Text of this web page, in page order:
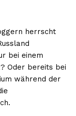
herrscht
bei einem
Oder bereits bei
während der